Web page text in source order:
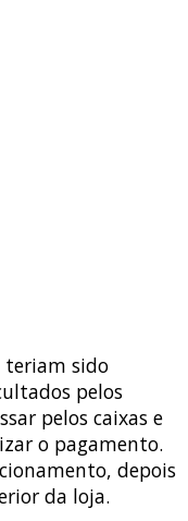
teriam sido
pelos
pelos caixas e
o pagamento.
depois
da loja.